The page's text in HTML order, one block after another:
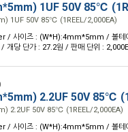
1UF 50V 85℃
1UF 50V 85℃ (1REEL/2,000EA)
/ 사이즈 : (W*H):4mm*5mm / 볼테
당 단가 : 27.2원 / 판매 단위 :
2.2UF 50V 85℃
2.2UF 50V 85℃ (1REEL/2,000EA)
/ 사이즈 : (W*H):4mm*5mm / 볼테